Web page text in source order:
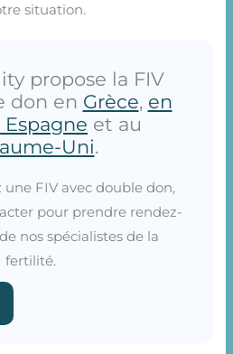
situation.
propose la FIV
don en Grèce, en
Espagne et au
Uni.
une FIV avec double don,
pour prendre rendez-
nos spécialistes de la
fertilité.